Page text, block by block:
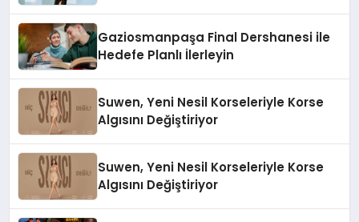
Gaziosmanpaşa Final Dershanesi ile
Hedefe Planlı İlerleyin
Suwen, Yeni Nesil Korseleriyle Korse
Algısını Değiştiriyor
Suwen, Yeni Nesil Korseleriyle Korse
Algısını Değiştiriyor